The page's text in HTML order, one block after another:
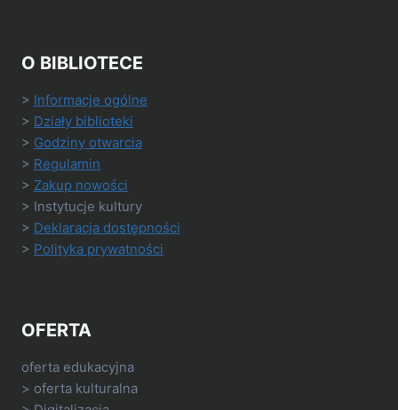
O BIBLIOTECE
> Informacje ogólne
> Działy biblioteki
> Godziny otwarcia
> Regulamin
> Zakup nowości
> Instytucje kultury
> Deklaracja dostępności
> Polityka prywatności
OFERTA
oferta edukacyjna
> oferta kulturalna